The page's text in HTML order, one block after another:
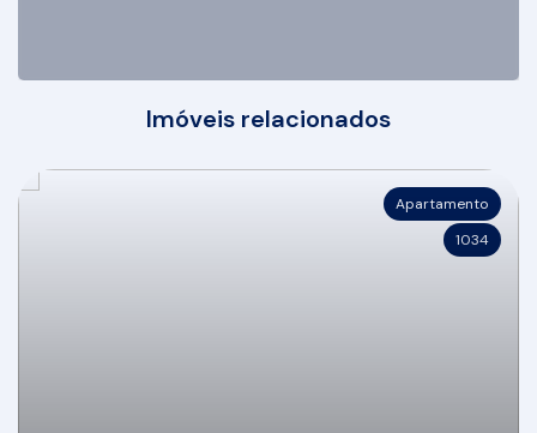
Imóveis relacionados
Apartamento
1034